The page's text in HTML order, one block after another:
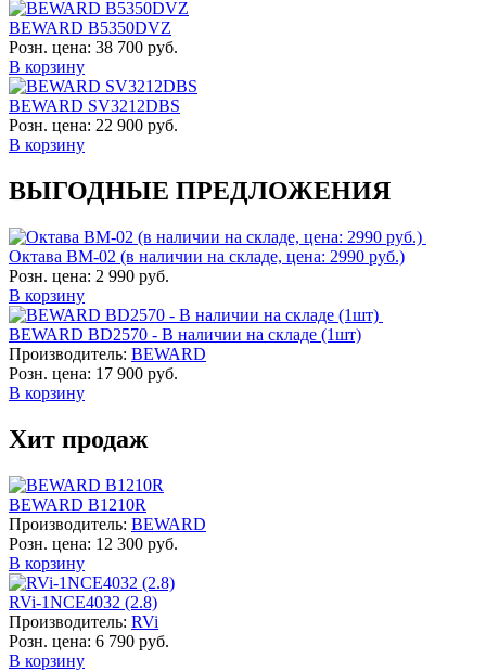
BEWARD B5350DVZ
Розн. цена: 38 700 руб.
В корзину
BEWARD SV3212DBS
Розн. цена: 22 900 руб.
В корзину
ВЫГОДНЫЕ ПРЕДЛОЖЕНИЯ
Октава ВМ-02 (в наличии на складе, цена: 2990 руб.)
Розн. цена: 2 990 руб.
В корзину
BEWARD BD2570 - В наличии на складе (1шт)
Производитель: BEWARD
Розн. цена: 17 900 руб.
В корзину
Хит продаж
BEWARD B1210R
Производитель: BEWARD
Розн. цена: 12 300 руб.
В корзину
RVi-1NCE4032 (2.8)
Производитель: RVi
Розн. цена: 6 790 руб.
В корзину